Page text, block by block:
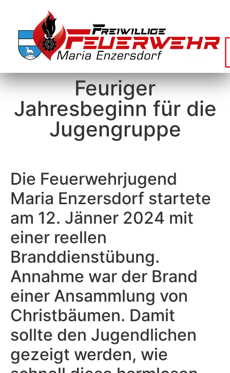
Feuriger
Jahresbeginn für die
Jugengruppe
Die Feuerwehrjugend
Maria Enzersdorf startete
am 12. Jänner 2024 mit
einer reellen
Branddienstübung.
Annahme war der Brand
einer Ansammlung von
Christbäumen. Damit
sollte den Jugendlichen
gezeigt werden, wie